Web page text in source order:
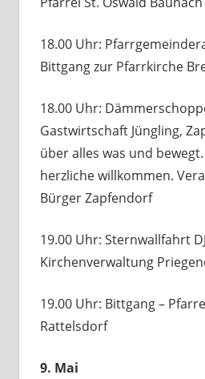
18.00 Uhr:
Bittgang zur Pfarrkirche
18.00 Uhr:
Gastwirtschaft Jüngling,
über alles was und
herzliche willkommen.
Bürger Zapfendorf
19.00 Uhr: Sternwallfahrt
Kirchenverwaltung
19.00 Uhr: Bittgang –
Rattelsdorf
9. Mai